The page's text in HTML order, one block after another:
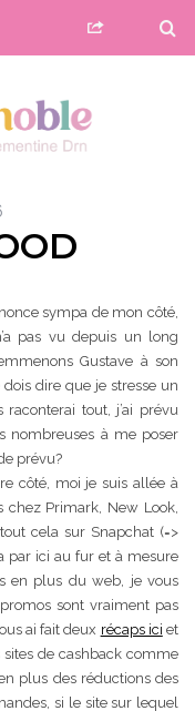
sympa de mon côté,
pas vu depuis un long
Gustave à son
dire que je stresse un
tout, j’ai prévu
nombreuses à me poser
prévu?
côté, moi je suis allée à
chez Primark, New Look,
cela sur Snapchat (=>
par ici au fur et à mesure
en plus du web, je vous
sont vraiment pas
ai fait deux récaps ici et
sites de cashback comme
plus des réductions des
si le site sur lequel